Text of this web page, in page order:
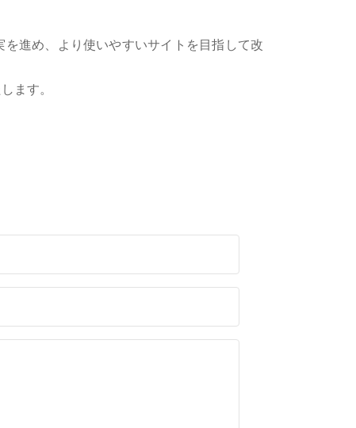
進め、より使いやすいサイトを目指して改
ます。